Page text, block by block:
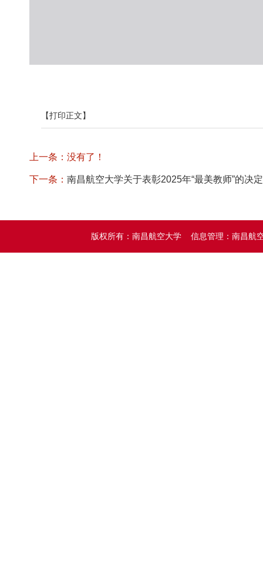
【打印正文】
上一条：没有了！
下一条： 南昌航空大学关于表彰2025年“最美教师”的决定
版权所有：南昌航空大学 信息管理：南昌